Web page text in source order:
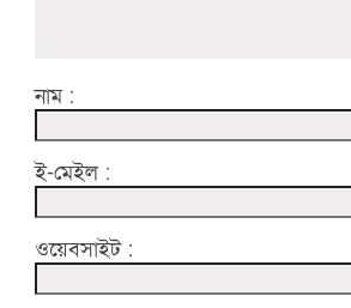
নাম :
ই-মেইল :
ওয়েবসাইট :